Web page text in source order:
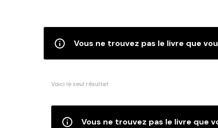
Vous ne trouvez pas le livre que
Voici le seul résultat
Vous ne trouvez pas le livre que